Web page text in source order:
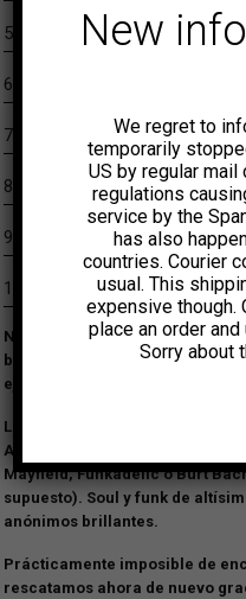
5 Getting Over
6 Ill Bet You_California Dreamin
7 Pop Corn_Oye Como Va
8 I Love You
9 East of Java
10 Walk On By
Nos alegra poder presentar de
buscadísimo disco nacido de
ejército norteamericano para
La grabación capta
América a base de canciones
Mayfield, Funkadelic o Burt
supuesto). Soul y funk de
anónimos brillantes.
Prácticamente imposible de
rescatamos ahora de nuevo
New info
We regret to
temporarily
US by regular
regulations
service by the
has also
countries. Courier
usual. This
expensive though.
place an order
Sorry about